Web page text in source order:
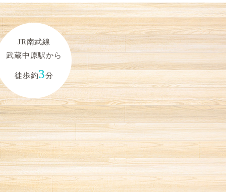
JR南武線
武蔵中原駅から
徒歩約3分